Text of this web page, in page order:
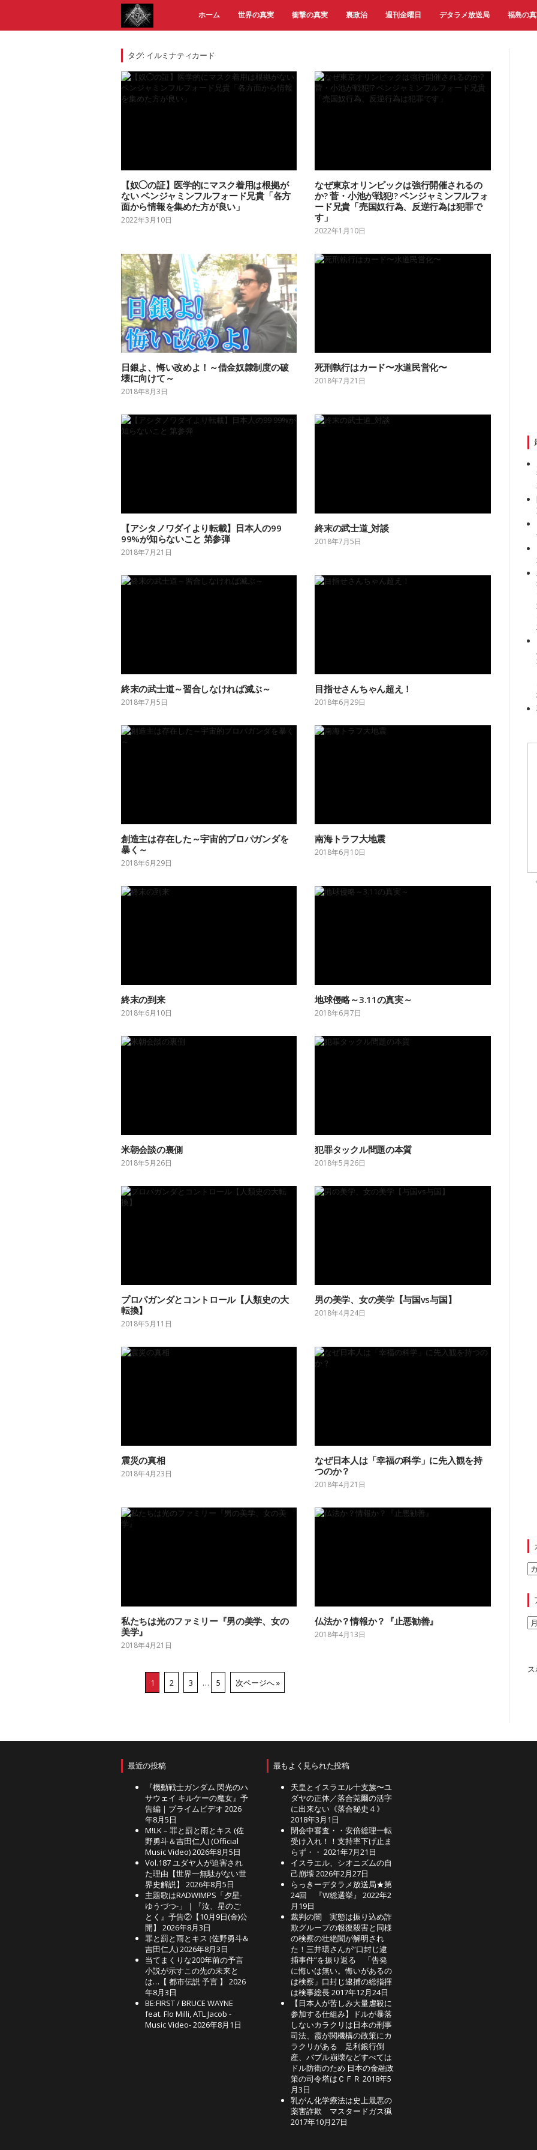
ホーム 世界の真実 衝撃の真実 裏政治 週刊金曜日 デタラメ放送局 福島の
タグ: イルミナティカード
【奴◯の証】医学的にマスク着用は根拠が
ない ベンジャミンフルフォード兄貴「各方
面から情報を集めた方が良い」
2022年3月10日
なぜ東京オリンピックは強行開催されるの
か? 菅・小池が戦犯!? ベンジャミンフルフォ
ード兄貴「売国奴行為、反逆行為は犯罪で
す」
2022年1月10日
日銀よ、悔い改めよ！～借金奴隷制度の破
壊に向けて～
2018年8月3日
死刑執行はカード〜水道民営化〜
2018年7月21日
【アシタノワダイより転載】日本人の99
99%が知らないこと 第参弾
2018年7月21日
終末の武士道_対談
2018年7月5日
終末の武士道～習合しなければ滅ぶ～
2018年7月5日
目指せさんちゃん超え！
2018年6月29日
創造主は存在した～宇宙的プロパガンダを
暴く～
2018年6月29日
南海トラフ大地震
2018年6月10日
終末の到来
2018年6月10日
地球侵略～3.11の真実～
2018年6月7日
米朝会談の裏側
2018年5月26日
犯罪タックル問題の本質
2018年5月26日
プロパガンダとコントロール【人類史の大
転換】
2018年5月11日
男の美学、女の美学【与国vs与国】
2018年4月24日
震災の真相
2018年4月23日
なぜ日本人は「幸福の科学」に先入観を持
つのか？
2018年4月21日
私たちは光のファミリー『男の美学、女の
美学』
2018年4月21日
仏法か？情報か？『止悪勧善』
2018年4月13日
1 2 3 … 5 次ページへ »
カ
テ
ー
ア
ー
ブ
最近の投稿
『機動戦士ガンダム 閃光のハ
サウェイ キルケーの魔女』予
告編｜プライムビデオ 2026
年8月5日
M!LK – 罪と罰と雨とキス (佐
野勇斗＆吉田仁人) (Official
Music Video)2026年8月5日
Vol.187 ユダヤ人が迫害され
た理由【世界一無駄がない世
界史解説】
2026年8月5日
主題歌はRADWIMPS「夕星-
ゆうづつ-」｜『汝、星のご
とく』予告②【10月9日(金)公
開】
2026年8月3日
罪と罰と雨とキス (佐野勇斗&
吉田仁人)2026年8月3日
当てまくりな200年前の予言
小説が示すこの先の未来と
は…【 都市伝説 予言 】
2026
年8月3日
BE:FIRST / BRUCE WAYNE
feat. Flo Milli, ATL Jacob -
Music Video-2026年8月1日
最もよく見られた投稿
天皇とイスラエル十支族〜ユ
ダヤの正体／落合莞爾の活字
に出来ない《落合秘史４》
2018年3月1日
閉会中審査・・安倍総理一転
受け入れ！！支持率下げ止ま
らず・・ 2021年7月21日
イスラエル、シオニズムの自
己崩壊2026年2月27日
らっきーデタラメ放送局★第
24回 『W総選挙』
2022年2
月19日
裁判の闇 実態は振り込め詐
欺グループの報復殺害と同様
の検察の壮絶闇が解明され
た！三井環さんが”口封じ逮
捕事件”を振り返る 「告発
に悔いは無い。悔いがあるの
は検察」口封じ逮捕の総指揮
は検事総長2017年12月24日
【日本人が苦しみ大量虐殺に
参加する仕組み】ドルが暴落
しないカラクリは日本の刑事
司法、霞が関機構の政策にカ
ラクリがある 足利銀行倒
産、バブル崩壊などすべては
ドル防衛のため 日本の金融政
策の司令塔はＣＦＲ 2018年5
月3日
乳がん化学療法は史上最悪の
薬害詐欺 マスタードガス猟
2017年10月27日